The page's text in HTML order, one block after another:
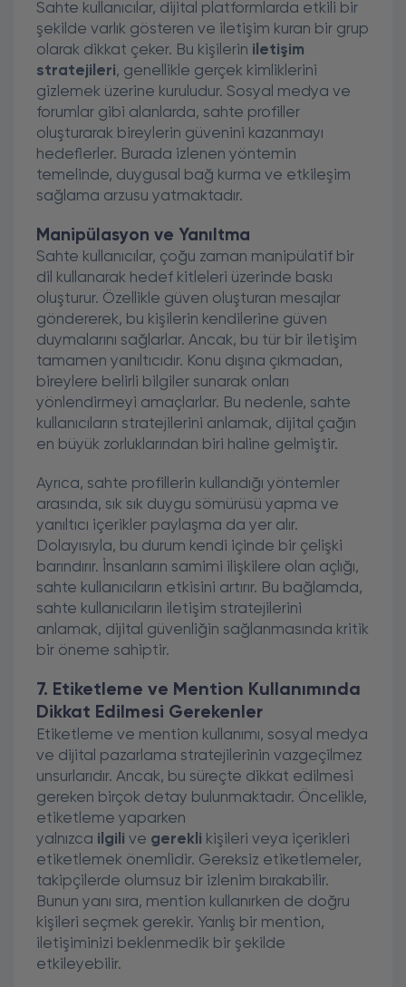
Sahte kullanıcılar, dijital platformlarda etkili bir
şekilde varlık gösteren ve iletişim kuran bir grup
olarak dikkat çeker. Bu kişilerin iletişim
stratejileri, genellikle gerçek kimliklerini
gizlemek üzerine kuruludur. Sosyal medya ve
forumlar gibi alanlarda, sahte profiller
oluşturarak bireylerin güvenini kazanmayı
hedeflerler. Burada izlenen yöntemin
temelinde, duygusal bağ kurma ve etkileşim
sağlama arzusu yatmaktadır.
Manipülasyon ve Yanıltma
Sahte kullanıcılar, çoğu zaman manipülatif bir
dil kullanarak hedef kitleleri üzerinde baskı
oluşturur. Özellikle güven oluşturan mesajlar
göndererek, bu kişilerin kendilerine güven
duymalarını sağlarlar. Ancak, bu tür bir iletişim
tamamen yanıltıcıdır. Konu dışına çıkmadan,
bireylere belirli bilgiler sunarak onları
yönlendirmeyi amaçlarlar. Bu nedenle, sahte
kullanıcıların stratejilerini anlamak, dijital çağın
en büyük zorluklarından biri haline gelmiştir.
Ayrıca, sahte profillerin kullandığı yöntemler
arasında, sık sık duygu sömürüsü yapma ve
yanıltıcı içerikler paylaşma da yer alır.
Dolayısıyla, bu durum kendi içinde bir çelişki
barındırır. İnsanların samimi ilişkilere olan açlığı,
sahte kullanıcıların etkisini artırır. Bu bağlamda,
sahte kullanıcıların iletişim stratejilerini
anlamak, dijital güvenliğin sağlanmasında kritik
bir öneme sahiptir.
7. Etiketleme ve Mention Kullanımında
Dikkat Edilmesi Gerekenler
Etiketleme ve mention kullanımı, sosyal medya
ve dijital pazarlama stratejilerinin vazgeçilmez
unsurlarıdır. Ancak, bu süreçte dikkat edilmesi
gereken birçok detay bulunmaktadır. Öncelikle,
etiketleme yaparken
yalnızca ilgili ve gerekli kişileri veya içerikleri
etiketlemek önemlidir. Gereksiz etiketlemeler,
takipçilerde olumsuz bir izlenim bırakabilir.
Bunun yanı sıra, mention kullanırken de doğru
kişileri seçmek gerekir. Yanlış bir mention,
iletişiminizi beklenmedik bir şekilde
etkileyebilir.